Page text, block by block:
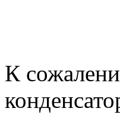
К